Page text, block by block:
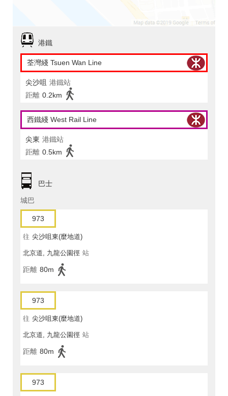
港鐵
荃灣綫 Tsuen Wan Line
尖沙咀 港鐵站
距離 0.2km
西鐵綫 West Rail Line
尖東 港鐵站
距離 0.5km
巴士
城巴
973
往 尖沙咀東(麼地道)
北京道, 九龍公園徑 站
距離 80m
973
往 尖沙咀東(麼地道)
北京道, 九龍公園徑 站
距離 80m
973